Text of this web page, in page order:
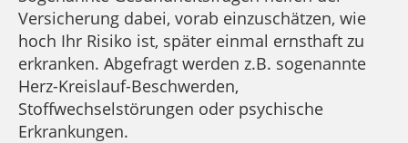
Versicherung dabei, vorab einzuschätzen, wie
hoch Ihr Risiko ist, später einmal ernsthaft zu
erkranken. Abgefragt werden z.B. sogenannte
Herz-Kreislauf-Beschwerden,
Stoffwechselstörungen oder psychische
Erkrankungen.